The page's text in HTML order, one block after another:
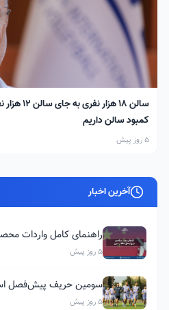
سالن ۱۸
کمبود سالن داریم
5 روز پیش
آخرین اخبار
راهنمای کامل واردات
5 روز پیش
سومین حریف پیش‌فصل
5 روز پیش